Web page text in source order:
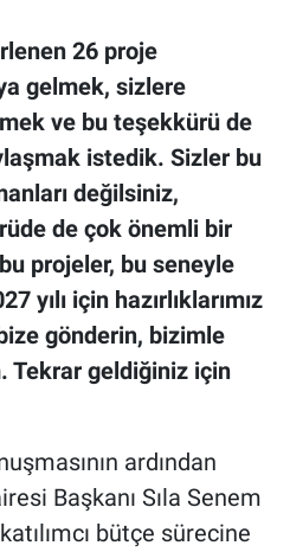
26 proje
gelmek, sizlere
ve bu teşekkürü de
istedik. Sizler bu
değilsiniz,
de çok önemli bir
bu projeler, bu seneyle
yılı için hazırlıklarımız
gönderin, bizimle
Tekrar geldiğiniz için
ardından
Başkanı Sıla Senem
bütçe sürecine